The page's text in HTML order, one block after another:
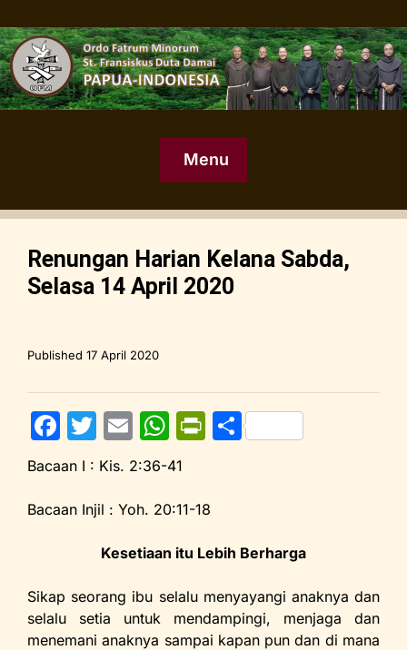
Menu
Renungan Harian Kelana Sabda,
Selasa 14 April 2020
Published 17 April 2020
F
a
c
e
o
k
T
w
itt
er
E
m
ai
l
W
h
at
s
A
p
p
Pr
ri
e
n
dl
y
S
Bacaan I : Kis. 2:36-41
Bacaan Injil : Yoh. 20:11-18
Kesetiaan itu Lebih Berharga
Sikap seorang ibu selalu menyayangi anaknya dan
selalu setia untuk mendampingi, menjaga dan
menemani anaknya sampai kapan pun dan di mana